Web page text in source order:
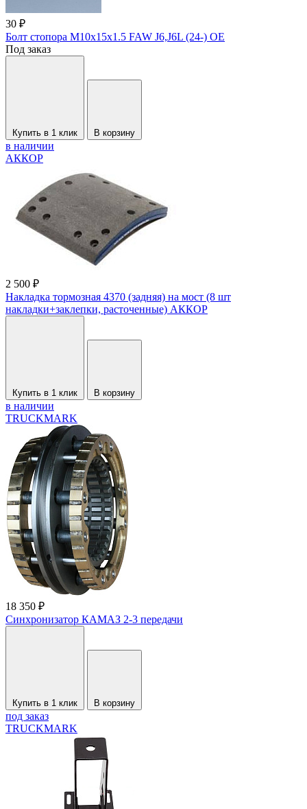
30 ₽
Болт стопора М10х15х1.5 FAW J6,J6L (24-) OE
Под заказ
Купить в 1 клик В корзину
в наличии
АККОР
2 500 ₽
Накладка тормозная 4370 (задняя) на мост (8 шт
накладки+заклепки, расточенные) АККОР
Купить в 1 клик В корзину
в наличии
TRUCKMARK
18 350 ₽
Синхронизатор КАМАЗ 2-3 передачи
Купить в 1 клик В корзину
под заказ
TRUCKMARK